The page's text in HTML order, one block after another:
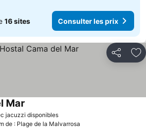
16 sites Consulter les prix
Partager
jacuzzi disponibles
Mar
de : Plage de la Malvarrosa